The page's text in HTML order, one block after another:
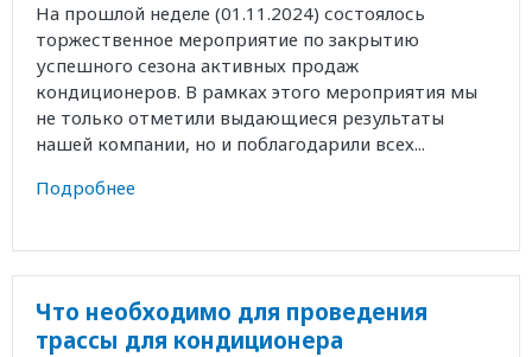
На прошлой неделе (01.11.2024) состоялось
торжественное мероприятие по закрытию
успешного сезона активных продаж
кондиционеров. В рамках этого мероприятия мы
не только отметили выдающиеся результаты
нашей компании, но и поблагодарили всех...
Подробнее
Что необходимо для проведения
трассы для кондиционера